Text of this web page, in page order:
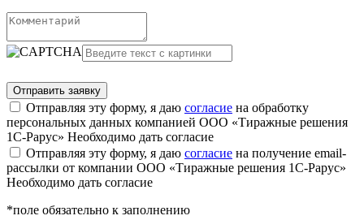
Отправляя эту форму, я даю согласие на обработку
персональных данных компанией ООО «Тиражные решения
1С-Рарус» Необходимо дать согласие
Отправляя эту форму, я даю согласие на получение email-
рассылки от компании ООО «Тиражные решения 1С-Рарус»
Необходимо дать согласие
*поле обязательно к заполнению